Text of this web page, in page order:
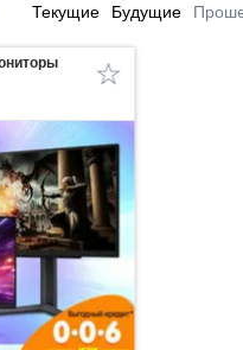
Текущие Будущие